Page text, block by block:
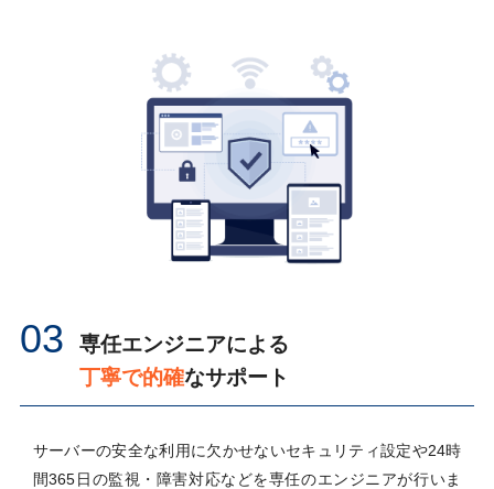
03
専任エンジニアによる
丁寧で的確なサポート
サーバーの安全な利用に欠かせないセキュリティ設定や24時
間365日の監視・障害対応などを専任のエンジニアが行いま